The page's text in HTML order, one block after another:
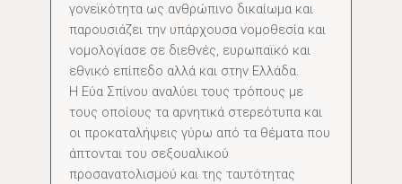
γονεϊκότητα ως ανθρώπινο δικαίωμα και
παρουσιάζει την υπάρχουσα νομοθεσία και
νομολογίασε σε διεθνές, ευρωπαϊκό και
εθνικό επίπεδο αλλά και στην Ελλάδα.
Η Εύα Σπίνου αναλύει τους τρόπους με
τους οποίους τα αρνητικά στερεότυπα και
οι προκαταλήψεις γύρω από τα θέματα που
άπτονται του σεξουαλικού
προσανατολισμού και της ταυτότητας